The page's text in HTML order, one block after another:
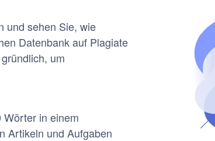
und sehen Sie, wie
Datenbank auf Plagiate
um
in einem
Artikeln und Aufgaben